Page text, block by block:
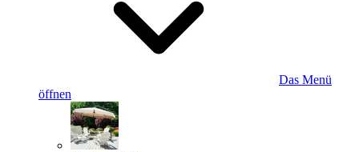
Das Menü
öffnen